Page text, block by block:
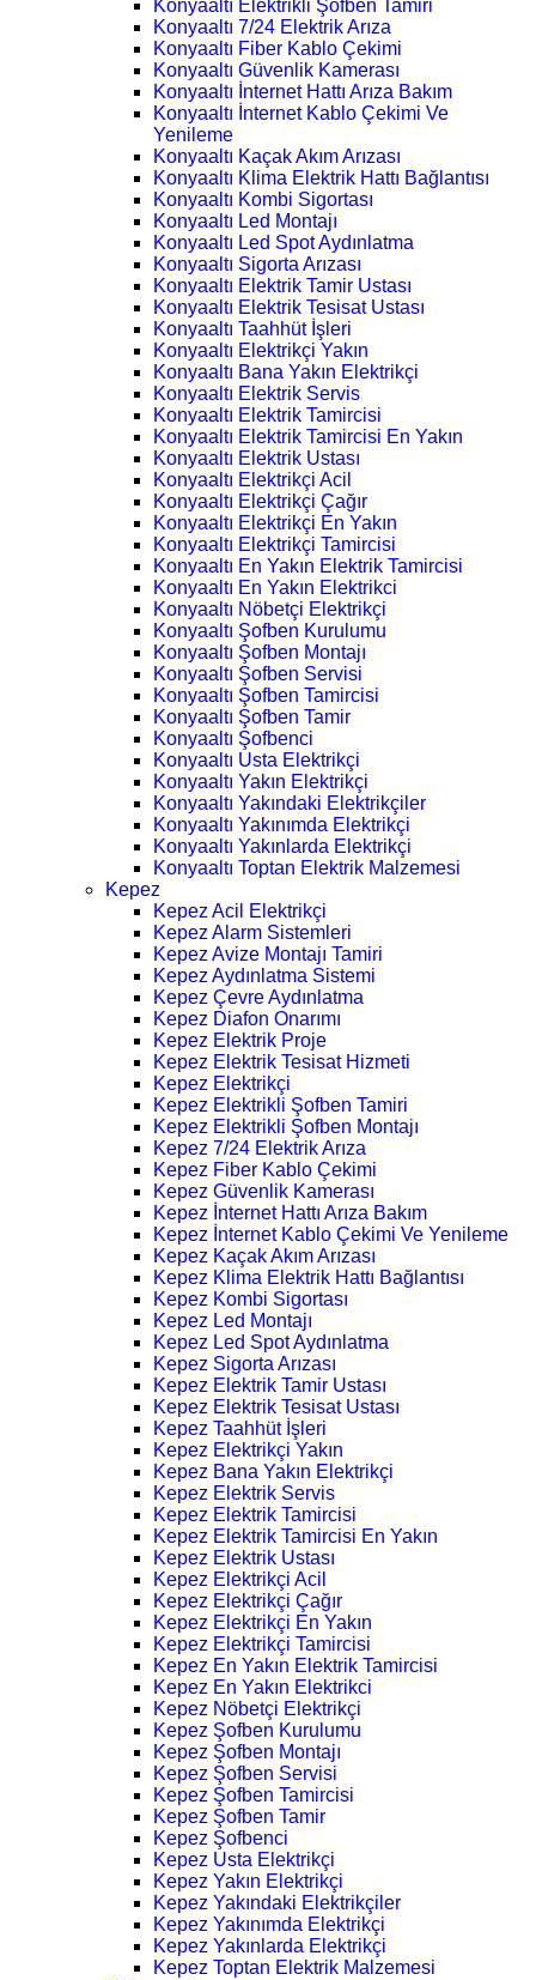
Konyaaltı Elektrikli Şofben Tamiri
Konyaaltı 7/24 Elektrik Arıza
Konyaaltı Fiber Kablo Çekimi
Konyaaltı Güvenlik Kamerası
Konyaaltı İnternet Hattı Arıza Bakım
Konyaaltı İnternet Kablo Çekimi Ve
Yenileme
Konyaaltı Kaçak Akım Arızası
Konyaaltı Klima Elektrik Hattı Bağlantısı
Konyaaltı Kombi Sigortası
Konyaaltı Led Montajı
Konyaaltı Led Spot Aydınlatma
Konyaaltı Sigorta Arızası
Konyaaltı Elektrik Tamir Ustası
Konyaaltı Elektrik Tesisat Ustası
Konyaaltı Taahhüt İşleri
Konyaaltı Elektrikçi Yakın
Konyaaltı Bana Yakın Elektrikçi
Konyaaltı Elektrik Servis
Konyaaltı Elektrik Tamircisi
Konyaaltı Elektrik Tamircisi En Yakın
Konyaaltı Elektrik Ustası
Konyaaltı Elektrikçi Acil
Konyaaltı Elektrikçi Çağır
Konyaaltı Elektrikçi En Yakın
Konyaaltı Elektrikçi Tamircisi
Konyaaltı En Yakın Elektrik Tamircisi
Konyaaltı En Yakın Elektrikci
Konyaaltı Nöbetçi Elektrikçi
Konyaaltı Şofben Kurulumu
Konyaaltı Şofben Montajı
Konyaaltı Şofben Servisi
Konyaaltı Şofben Tamircisi
Konyaaltı Şofben Tamir
Konyaaltı Şofbenci
Konyaaltı Usta Elektrikçi
Konyaaltı Yakın Elektrikçi
Konyaaltı Yakındaki Elektrikçiler
Konyaaltı Yakınımda Elektrikçi
Konyaaltı Yakınlarda Elektrikçi
Konyaaltı Toptan Elektrik Malzemesi
Kepez
Kepez Acil Elektrikçi
Kepez Alarm Sistemleri
Kepez Avize Montajı Tamiri
Kepez Aydınlatma Sistemi
Kepez Çevre Aydınlatma
Kepez Diafon Onarımı
Kepez Elektrik Proje
Kepez Elektrik Tesisat Hizmeti
Kepez Elektrikçi
Kepez Elektrikli Şofben Tamiri
Kepez Elektrikli Şofben Montajı
Kepez 7/24 Elektrik Arıza
Kepez Fiber Kablo Çekimi
Kepez Güvenlik Kamerası
Kepez İnternet Hattı Arıza Bakım
Kepez İnternet Kablo Çekimi Ve Yenileme
Kepez Kaçak Akım Arızası
Kepez Klima Elektrik Hattı Bağlantısı
Kepez Kombi Sigortası
Kepez Led Montajı
Kepez Led Spot Aydınlatma
Kepez Sigorta Arızası
Kepez Elektrik Tamir Ustası
Kepez Elektrik Tesisat Ustası
Kepez Taahhüt İşleri
Kepez Elektrikçi Yakın
Kepez Bana Yakın Elektrikçi
Kepez Elektrik Servis
Kepez Elektrik Tamircisi
Kepez Elektrik Tamircisi En Yakın
Kepez Elektrik Ustası
Kepez Elektrikçi Acil
Kepez Elektrikçi Çağır
Kepez Elektrikçi En Yakın
Kepez Elektrikçi Tamircisi
Kepez En Yakın Elektrik Tamircisi
Kepez En Yakın Elektrikci
Kepez Nöbetçi Elektrikçi
Kepez Şofben Kurulumu
Kepez Şofben Montajı
Kepez Şofben Servisi
Kepez Şofben Tamircisi
Kepez Şofben Tamir
Kepez Şofbenci
Kepez Usta Elektrikçi
Kepez Yakın Elektrikçi
Kepez Yakındaki Elektrikçiler
Kepez Yakınımda Elektrikçi
Kepez Yakınlarda Elektrikçi
Kepez Toptan Elektrik Malzemesi